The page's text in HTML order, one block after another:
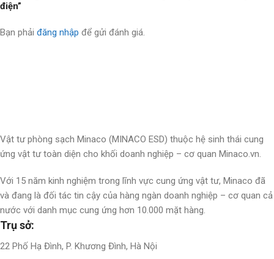
điện”
Bạn phải đăng nhập để gửi đánh giá.
Vật tư phòng sạch Minaco (MINACO ESD) thuộc hệ sinh thái cung
ứng vật tư toàn diện cho khối doanh nghiệp – cơ quan Minaco.vn.
Với 15 năm kinh nghiệm trong lĩnh vực cung ứng vật tư, Minaco đã
và đang là đối tác tin cậy của hàng ngàn doanh nghiệp – cơ quan cả
nước với danh mục cung ứng hơn 10.000 mặt hàng.
Trụ sở:
22 Phố Hạ Đình, P. Khương Đình, Hà Nội